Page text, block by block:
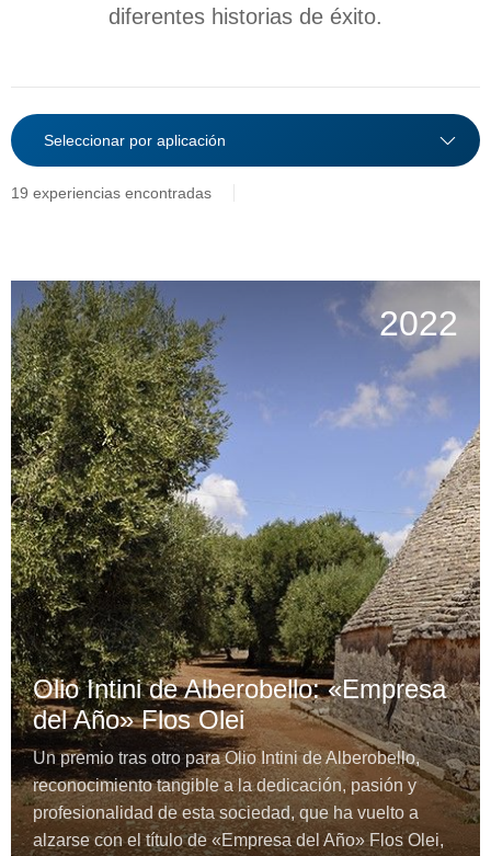
diferentes historias de éxito.
19 experiencias encontradas
2022
Olio Intini de Alberobello: «Empresa
del Año» Flos Olei
Un premio tras otro para Olio Intini de Alberobello,
reconocimiento tangible a la dedicación, pasión y
profesionalidad de esta sociedad, que ha vuelto a
alzarse con el título de «Empresa del Año» Flos Olei,